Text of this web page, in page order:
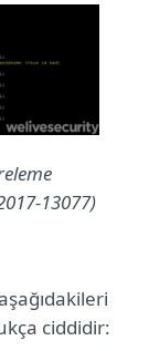
13077)
ciddidir: